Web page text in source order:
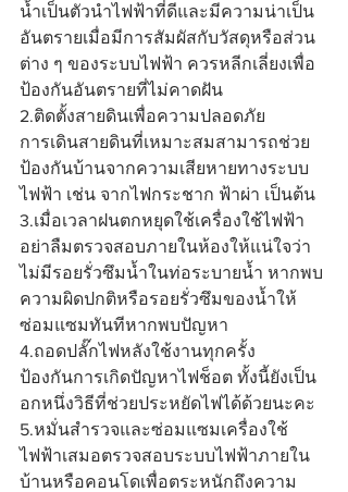
น้ำเป็นตัวนำไฟฟ้าที่ดีและมีความน่าเป็น
อันตรายเมื่อมีการสัมผัสกับวัสดุหรือส่วน
ต่าง ๆ ของระบบไฟฟ้า ควรหลีกเลี่ยงเพื่อ
ป้องกันอันตรายที่ไม่คาดฝัน
2.ติดตั้งสายดินเพื่อความปลอดภัย
การเดินสายดินที่เหมาะสมสามารถช่วย
ป้องกันบ้านจากความเสียหายทางระบบ
ไฟฟ้า เช่น จากไฟกระชาก ฟ้าผ่า เป็นต้น
3.เมื่อเวลาฝนตกหยุดใช้เครื่องใช้ไฟฟ้า
อย่าลืมตรวจสอบภายในห้องให้แน่ใจว่า
ไม่มีรอยรั่วซึมน้ำในท่อระบายน้ำ หากพบ
ความผิดปกติหรือรอยรั่วซึมของน้ำให้
ซ่อมแซมทันทีหากพบปัญหา
4.ถอดปลั๊กไฟหลังใช้งานทุกครั้ง
ป้องกันการเกิดปัญหาไฟช็อต ทั้งนี้ยังเป็น
อกหนึ่งวิธีที่ช่วยประหยัดไฟได้ด้วยนะคะ
5.หมั่นสำรวจและซ่อมแซมเครื่องใช้
ไฟฟ้าเสมอตรวจสอบระบบไฟฟ้าภายใน
บ้านหรือคอนโดเพื่อตระหนักถึงความ